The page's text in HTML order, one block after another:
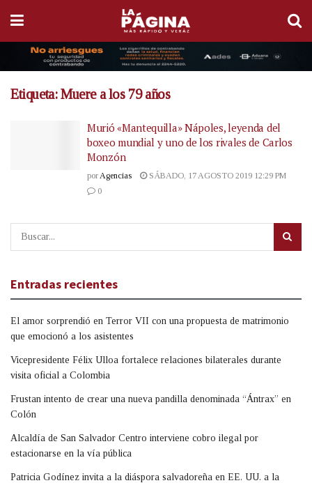
Etiqueta:Muere a los 79 años
Murió «Mantequilla» Nápoles, leyenda del
boxeo mundial y uno de los rivales de Carlos
Monzón
por Agencias
SÁBADO, 17 AGOSTO 2019 12:29 PM
0
Entradas recientes
El amor sorprendió en Terror VII con una propuesta de matrimonio
que emocionó a los asistentes
Vicepresidente Félix Ulloa fortalece relaciones bilaterales durante
visita oficial a Colombia
Frustan intento de crear una nueva pandilla denominada “Ántrax” en
Colón
Alcaldía de San Salvador Centro interviene cobro ilegal por
estacionarse en la vía pública
Patricia Godínez invita a la diáspora salvadoreña en EE. UU. a la